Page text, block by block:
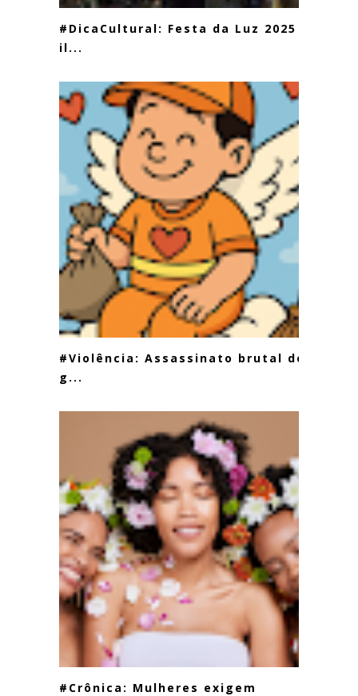
#DicaCultural: Festa da Luz 2025
il...
#Violência: Assassinato brutal de
g...
#Crônica: Mulheres exigem